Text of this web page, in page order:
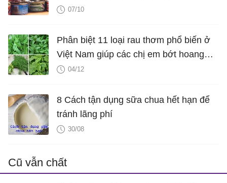
07/10
Phân biệt 11 loại rau thơm phổ biến ở
Việt Nam giúp các chị em bớt hoang
mang mỗi khi đi chợ
04/12
8 Cách tận dụng sữa chua hết hạn để
tránh lãng phí
30/08
Cũ vẫn chất